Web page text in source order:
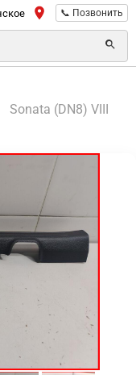
📞 Позвонить
Sonata (DN8) VIII